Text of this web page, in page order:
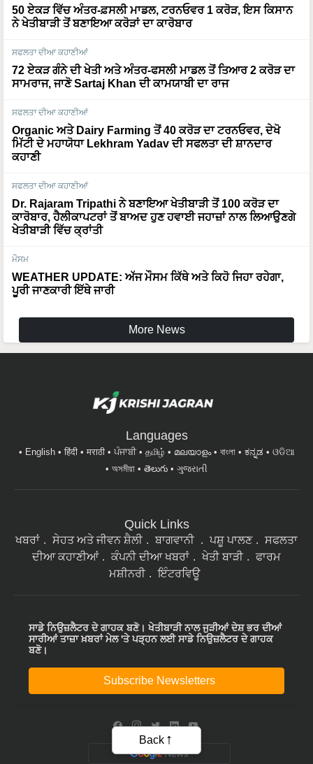
50 ਏਕੜ ਵਿੱਚ ਅੰਤਰ-ਫ਼ਸਲੀ ਮਾਡਲ, ਟਰਨਓਵਰ 1 ਕਰੋੜ, ਇਸ ਕਿਸਾਨ
ਨੇ ਖੇਤੀਬਾੜੀ ਤੋਂ ਬਣਾਇਆ ਕਰੋੜਾਂ ਦਾ ਕਾਰੋਬਾਰ
ਸਫਲਤਾ ਦੀਆ ਕਹਾਣੀਆਂ
72 ਏਕੜ ਗੰਨੇ ਦੀ ਖੇਤੀ ਅਤੇ ਅੰਤਰ-ਫਸਲੀ ਮਾਡਲ ਤੋਂ ਤਿਆਰ 2 ਕਰੋੜ ਦਾ
ਸਾਮਰਾਜ, ਜਾਣੋ Sartaj Khan ਦੀ ਕਾਮਯਾਬੀ ਦਾ ਰਾਜ
ਸਫਲਤਾ ਦੀਆ ਕਹਾਣੀਆਂ
Organic ਅਤੇ Dairy Farming ਤੋਂ 40 ਕਰੋੜ ਦਾ ਟਰਨਓਵਰ, ਦੇਖੋ
ਮਿੱਟੀ ਦੇ ਮਹਾਯੋਧਾ Lekhram Yadav ਦੀ ਸਫਲਤਾ ਦੀ ਸ਼ਾਨਦਾਰ
ਕਹਾਣੀ
ਸਫਲਤਾ ਦੀਆ ਕਹਾਣੀਆਂ
Dr. Rajaram Tripathi ਨੇ ਬਣਾਇਆ ਖੇਤੀਬਾੜੀ ਤੋਂ 100 ਕਰੋੜ ਦਾ
ਕਾਰੋਬਾਰ, ਹੈਲੀਕਾਪਟਰਾਂ ਤੋਂ ਬਾਅਦ ਹੁਣ ਹਵਾਈ ਜਹਾਜ਼ਾਂ ਨਾਲ ਲਿਆਉਣਗੇ
ਖੇਤੀਬਾੜੀ ਵਿੱਚ ਕ੍ਰਾਂਤੀ
ਮੌਸਮ
WEATHER UPDATE: ਅੱਜ ਮੌਸਮ ਕਿੱਥੇ ਅਤੇ ਕਿਹੋ ਜਿਹਾ ਰਹੇਗਾ,
ਪੂਰੀ ਜਾਣਕਾਰੀ ਇੱਥੇ ਜਾਰੀ
More News
Languages
English हिंदी मराठी ਪੰਜਾਬੀ தமிழ் മലയാളം বাংলা ಕನ್ನಡ
ଓଡିଆ
অসমীয়া
తెలుగు ગુજરાતી
Quick Links
ਖਬਰਾਂ ਸੇਹਤ ਅਤੇ ਜੀਵਨ ਸ਼ੈਲੀ ਬਾਗਵਾਨੀ ਪਸ਼ੂ ਪਾਲਣ
ਸਫਲਤਾ
ਦੀਆ ਕਹਾਣੀਆਂ
ਕੰਪਨੀ ਦੀਆ ਖਬਰਾਂ ਖੇਤੀ ਬਾੜੀ
ਫਾਰਮ
ਮਸ਼ੀਨਰੀ
ਇੰਟਰਵਿਊ
ਸਾਡੇ ਨਿਉਜ਼ਲੈਟਰ ਦੇ ਗਾਹਕ ਬਣੋ। ਖੇਤੀਬਾੜੀ ਨਾਲ ਜੁੜੀਆਂ ਦੇਸ਼ ਭਰ ਦੀਆਂ
ਸਾਰੀਆਂ ਤਾਜ਼ਾ ਖ਼ਬਰਾਂ ਮੇਲ 'ਤੇ ਪੜ੍ਹਨ ਲਈ ਸਾਡੇ ਨਿਉਜ਼ਲੈਟਰ ਦੇ ਗਾਹਕ
ਬਣੋ।
Subscribe Newsletters
Back